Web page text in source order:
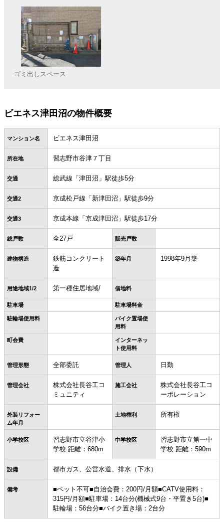
ゴミ出しスペース
ビエネス津田沼の物件概要
マンション名 ビエネス津田沼
所在地 習志野市谷津７丁目
交通 総武線「津田沼」駅徒歩5分
交通2 京成松戸線「新津田沼」駅徒歩9分
交通3 京成本線「京成津田沼」駅徒歩17分
総戸数 全27戸 販売戸数
建物構造
鉄筋コンクリート
造
築年月 1998年9月築
用途地域1/2 第一種住居地域/ 借地料
駐車場 駐車場料金
駐輪場使用料
バイク置場使
用料
町会費
インターネッ
ト使用料
管理形態 全部委託 管理人 日勤
管理会社
株式会社長谷工コ
ミュニティ
施工会社
株式会社長谷工コ
ーポレーション
外装リフォー
ム年月
土地権利 所有権
小学校区
習志野市立谷津小
学校 距離：680m
中学校区
習志野市立第一中
学校 距離：590m
設備 都市ガス、公営水道、排水（下水）
備考
■ペット不可■自治会費：200円/月額■CATV使用料：
315円/月額■駐車場：14台分(機械式9台・平置き5台)■
駐輪場：56台分■バイク置き場：2台分